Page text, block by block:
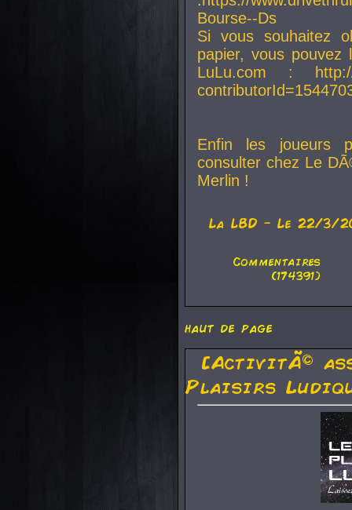
Bourse--Ds
Si vous souhaitez
papier, vous
LuLu.com : http://
Enfin les joueurs
consulter chez Le
Merlin !
La LBD - Le 22/3/
Commentaires
(174391)
haut de page
[ActivitÃ©
Plaisirs